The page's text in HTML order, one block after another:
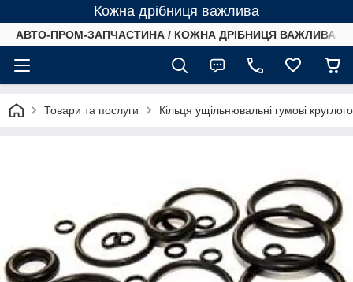
Кожна дрібниця важлива
АВТО-ПРОМ-ЗАПЧАСТИНА / КОЖНА ДРІБНИЦЯ ВАЖЛИВА /
Товари та послуги Кільця ущільнювальні гумові